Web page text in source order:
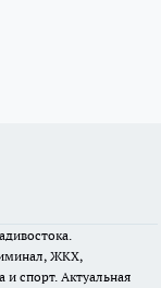
ЖКХ,
и спорт. Актуальная